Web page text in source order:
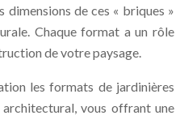
de ces « briques »
Chaque format a un rôle
de votre paysage.
les formats de jardinières
vous offrant une